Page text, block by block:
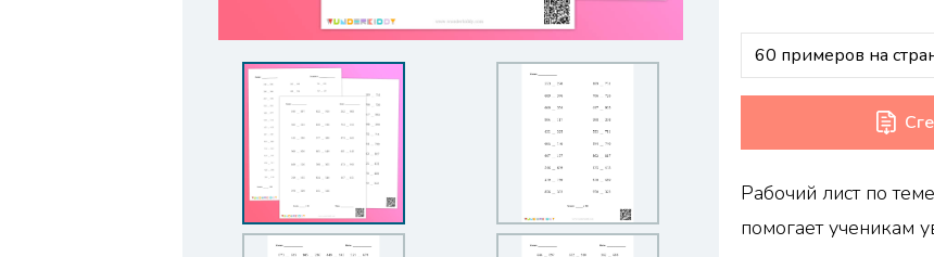
Рабочий лист по
помогает ученикам